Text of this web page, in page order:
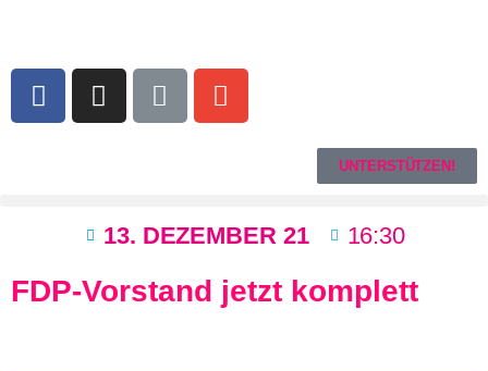
UNTERSTÜTZEN!
13. DEZEMBER 21 16:30
FDP-Vorstand jetzt komplett